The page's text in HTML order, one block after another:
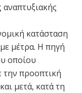
αναπτυξιακής
κατάσταση
μέτρα. Η πηγή
οποίου
την προοπτική
μετά, κατά τη